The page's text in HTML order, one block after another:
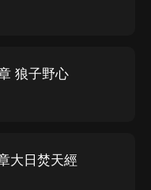
狼子野心
大日焚天經